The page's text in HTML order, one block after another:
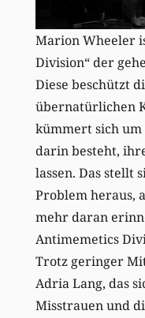
Marion Wheeler
Division“ der
Diese beschützt
übernatürlichen
kümmert sich
darin besteht,
lassen. Das stellt
Problem heraus,
mehr daran
Antimemetics
Trotz geringer
Adria Lang, das
Misstrauen und